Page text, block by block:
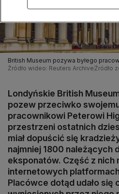
British Museum pozywa byłego
Źródło wideo: Reuters Archive Źródło
Londyńskie British
pozew przeciwko
pracownikowi Peterowi
przestrzeni ostatnich
miał dopuścić się
najmniej 1800 należących
eksponatów. Część z nich
internetowych
Placówce dotąd udało się